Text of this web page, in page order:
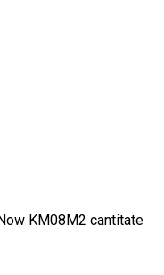
KM08M2 cantitate